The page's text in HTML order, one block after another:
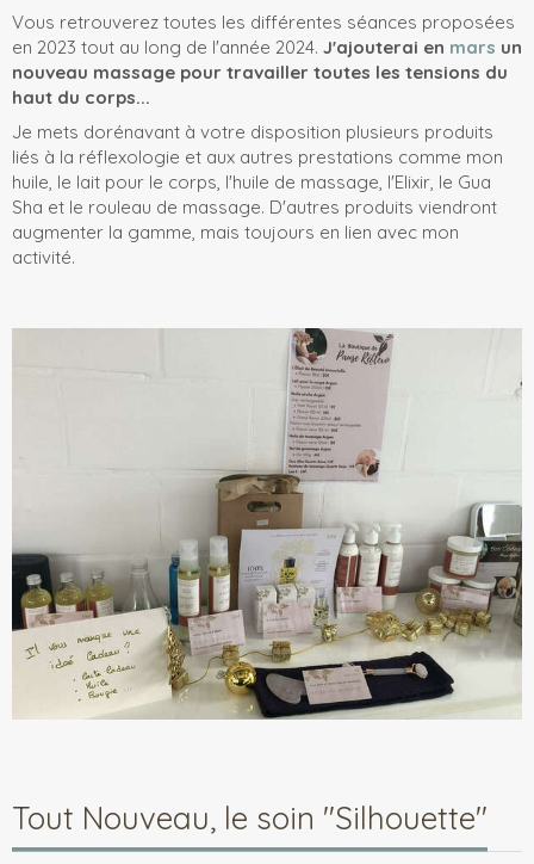
Vous retrouverez toutes les différentes séances proposées
en 2023 tout au long de l'année 2024. J'ajouterai en mars un
nouveau massage pour travailler toutes les tensions du
haut du corps...
Je mets dorénavant à votre disposition plusieurs produits
liés à la réflexologie et aux autres prestations comme mon
huile, le lait pour le corps, l'huile de massage, l'Elixir, le Gua
Sha et le rouleau de massage. D'autres produits viendront
augmenter la gamme, mais toujours en lien avec mon
activité.
Tout Nouveau, le soin "Silhouette"